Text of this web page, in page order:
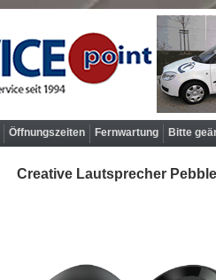
Öffnungszeiten Fernwartung Bitte
Creative Lautsprecher